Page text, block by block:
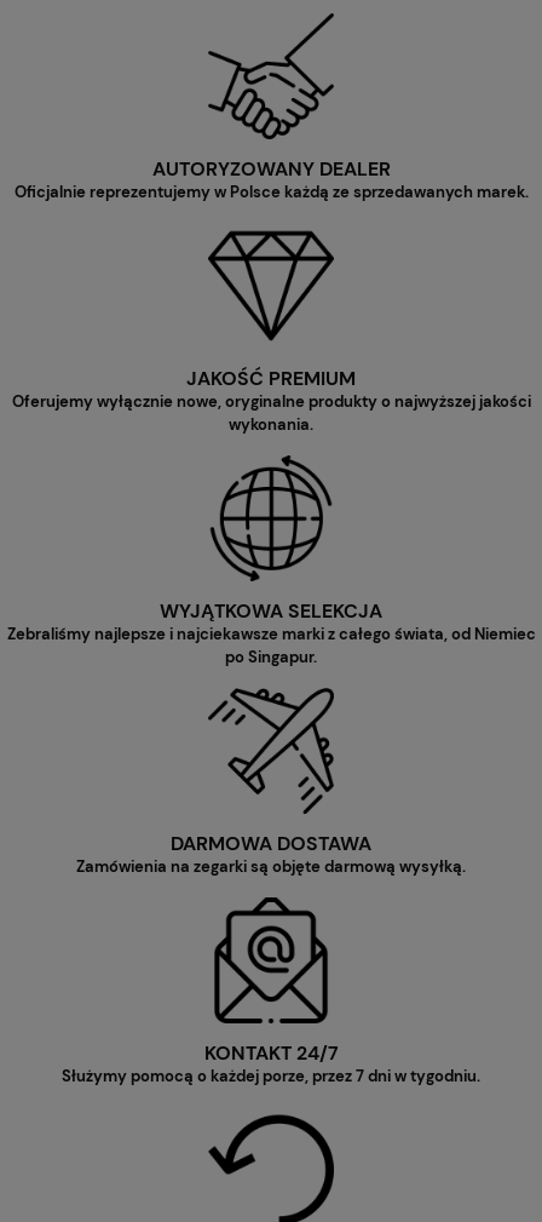
AUTORYZOWANY DEALER
Oficjalnie reprezentujemy w Polsce każdą ze sprzedawanych marek.
JAKOŚĆ PREMIUM
Oferujemy wyłącznie nowe, oryginalne produkty o najwyższej jakości
wykonania.
WYJĄTKOWA SELEKCJA
Zebraliśmy najlepsze i najciekawsze marki z całego świata, od Niemiec
po Singapur.
DARMOWA DOSTAWA
Zamówienia na zegarki są objęte darmową wysyłką.
KONTAKT 24/7
Służymy pomocą o każdej porze, przez 7 dni w tygodniu.